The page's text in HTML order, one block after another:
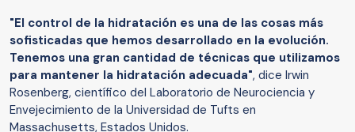
"El control de la hidratación es una de las cosas más
sofisticadas que hemos desarrollado en la evolución.
Tenemos una gran cantidad de técnicas que utilizamos
para mantener la hidratación adecuada", dice Irwin
Rosenberg, científico del Laboratorio de Neurociencia y
Envejecimiento de la Universidad de Tufts en
Massachusetts, Estados Unidos.